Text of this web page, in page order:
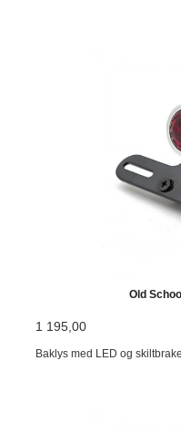
Old
1 195,00
Baklys med LED og